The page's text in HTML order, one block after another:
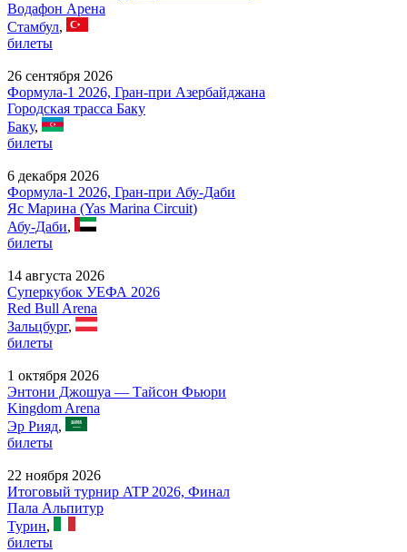
Водафон Арена
Стамбул,
билеты
26 сентября 2026
Формула-1 2026, Гран-при Азербайджана
Городская трасса Баку
Баку,
билеты
6 декабря 2026
Формула-1 2026, Гран-при Абу-Даби
Яс Марина (Yas Marina Circuit)
Абу-Даби,
билеты
14 августа 2026
Суперкубок УЕФА 2026
Red Bull Arena
Зальцбург,
билеты
1 октября 2026
Энтони Джошуа — Тайсон Фьюри
Kingdom Arena
Эр Рияд,
билеты
22 ноября 2026
Итоговый турнир ATP 2026, Финал
Пала Альпитур
Турин,
билеты